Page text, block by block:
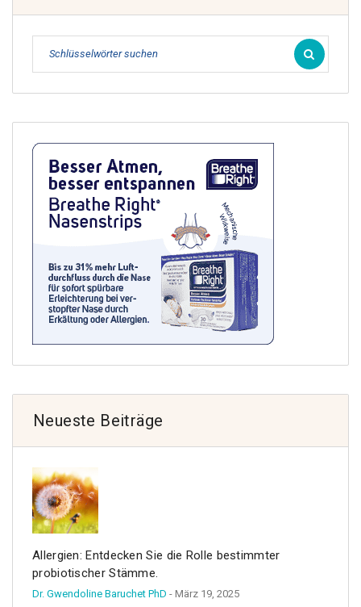
Neueste Beiträge
Allergien: Entdecken Sie die Rolle bestimmter
probiotischer Stämme.
Dr. Gwendoline Baruchet PhD - März 19, 2025